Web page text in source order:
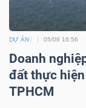
DỰ ÁN 05/08 16:56
Doanh
đất thực
TPHCM